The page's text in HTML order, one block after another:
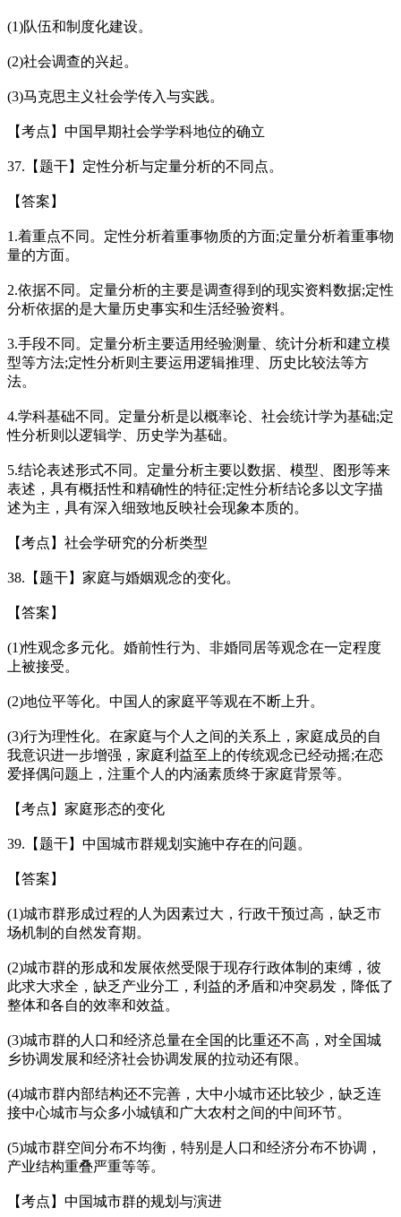
(1)队伍和制度化建设。
(2)社会调查的兴起。
(3)马克思主义社会学传入与实践。
【考点】中国早期社会学学科地位的确立
37.【题干】定性分析与定量分析的不同点。
【答案】
1.着重点不同。定性分析着重事物质的方面;定量分析着重事物
量的方面。
2.依据不同。定量分析的主要是调查得到的现实资料数据;定性
分析依据的是大量历史事实和生活经验资料。
3.手段不同。定量分析主要适用经验测量、统计分析和建立模
型等方法;定性分析则主要运用逻辑推理、历史比较法等方
法。
4.学科基础不同。定量分析是以概率论、社会统计学为基础;定
性分析则以逻辑学、历史学为基础。
5.结论表述形式不同。定量分析主要以数据、模型、图形等来
表述，具有概括性和精确性的特征;定性分析结论多以文字描
述为主，具有深入细致地反映社会现象本质的。
【考点】社会学研究的分析类型
38.【题干】家庭与婚姻观念的变化。
【答案】
(1)性观念多元化。婚前性行为、非婚同居等观念在一定程度
上被接受。
(2)地位平等化。中国人的家庭平等观在不断上升。
(3)行为理性化。在家庭与个人之间的关系上，家庭成员的自
我意识进一步增强，家庭利益至上的传统观念已经动摇;在恋
爱择偶问题上，注重个人的内涵素质终于家庭背景等。
【考点】家庭形态的变化
39.【题干】中国城市群规划实施中存在的问题。
【答案】
(1)城市群形成过程的人为因素过大，行政干预过高，缺乏市
场机制的自然发育期。
(2)城市群的形成和发展依然受限于现存行政体制的束缚，彼
此求大求全，缺乏产业分工，利益的矛盾和冲突易发，降低了
整体和各自的效率和效益。
(3)城市群的人口和经济总量在全国的比重还不高，对全国城
乡协调发展和经济社会协调发展的拉动还有限。
(4)城市群内部结构还不完善，大中小城市还比较少，缺乏连
接中心城市与众多小城镇和广大农村之间的中间环节。
(5)城市群空间分布不均衡，特别是人口和经济分布不协调，
产业结构重叠严重等等。
【考点】中国城市群的规划与演进